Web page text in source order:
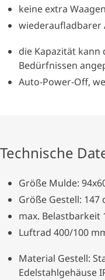
keine extra
wiederaufladbarer
die Kapazität
Bedürfnissen
Auto-Power-Off,
Technische
Größe Mulde:
Größe Gestell: 147
max. Belastbarkeit
Luftrad 400/100
Material Gestell:
Edelstahlgehäuse